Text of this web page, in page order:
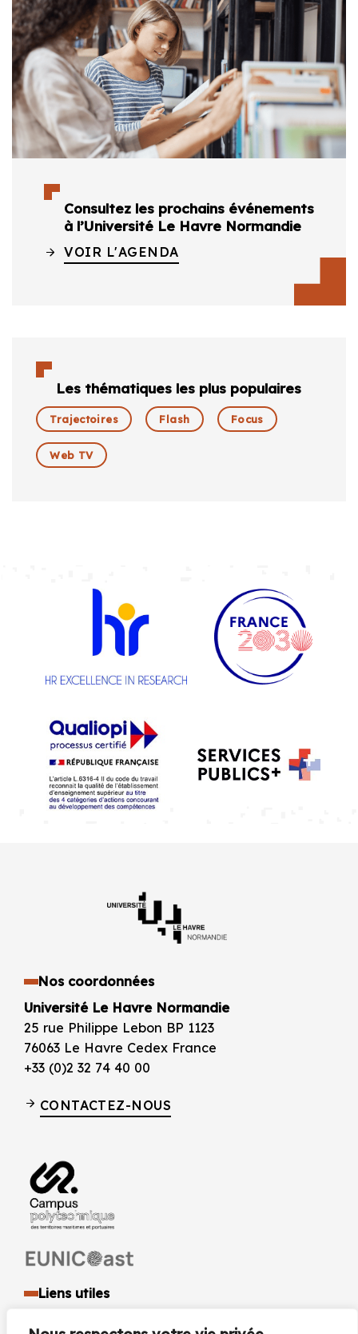
Consultez les prochains événements
à l’Université Le Havre Normandie
VOIR L'AGENDA
Les thématiques les plus populaires
Trajectoires Flash Focus
Web TV
Liens utiles
Nos coordonnées
Université Le Havre Normandie
25 rue Philippe Lebon BP 1123
76063 Le Havre Cedex France
+33 (0)2 32 74 40 00
CONTACTEZ-NOUS